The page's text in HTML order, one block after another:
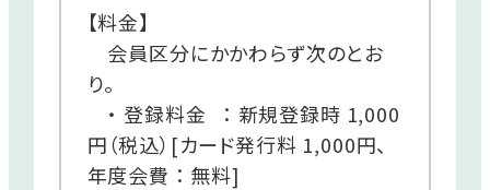
【料金】
会員区分にかかわらず次のとお
り。
・ 登録料金 ： 新規登録時 1,000
円（税込）[カード発行料 1,000円、
年度会費 ： 無料]